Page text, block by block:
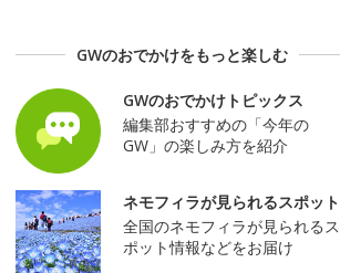
GWのおでかけをもっと楽しむ
GWのおでかけトピックス
編集部おすすめの「今年の
GW」の楽しみ方を紹介
ネモフィラが見られるスポット
全国のネモフィラが見られるス
ポット情報などをお届け